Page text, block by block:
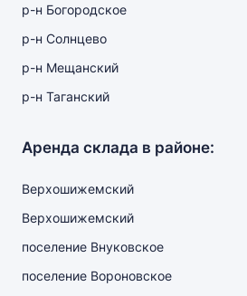
р-н Богородское
р-н Солнцево
р-н Мещанский
р-н Таганский
Аренда склада в районе:
Верхошижемский
Верхошижемский
поселение Внуковское
поселение Вороновское